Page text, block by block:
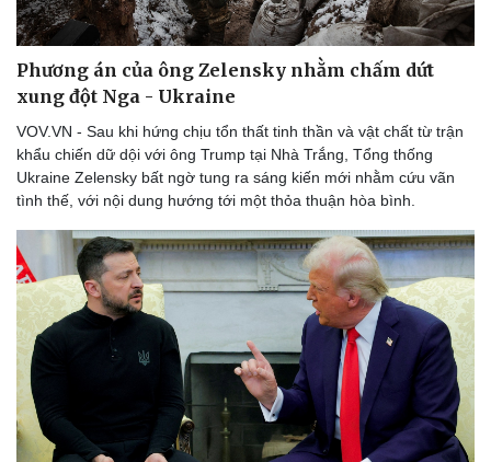
Phương án của ông Zelensky nhằm chấm dứt
xung đột Nga - Ukraine
VOV.VN - Sau khi hứng chịu tổn thất tinh thần và vật chất từ trận
khẩu chiến dữ dội với ông Trump tại Nhà Trắng, Tổng thống
Ukraine Zelensky bất ngờ tung ra sáng kiến mới nhằm cứu vãn
tình thế, với nội dung hướng tới một thỏa thuận hòa bình.